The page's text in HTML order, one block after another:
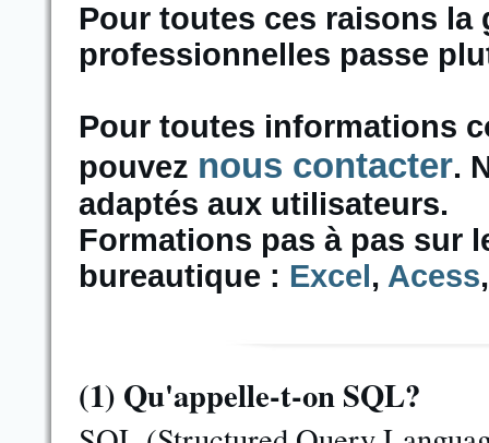
Pour toutes ces raisons la
professionnelles passe
Pour toutes informations
pouvez nous contacter.
adaptés aux utilisateurs.
Formations pas à pas sur
bureautique : Excel, Acess
(1) Qu'appelle-t-on SQL?